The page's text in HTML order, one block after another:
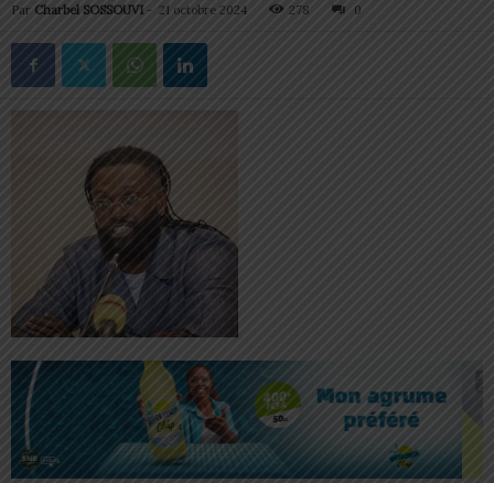
Par Charbel SOSSOUVI - 21 octobre 2024 278 0